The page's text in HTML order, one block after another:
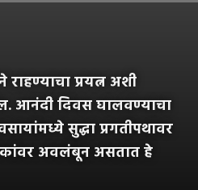
राहण्याचा प्रयत्न अशी
आनंदी दिवस घालवण्याचा
सुद्धा प्रगतीपथावर
अवलंबून असतात हे